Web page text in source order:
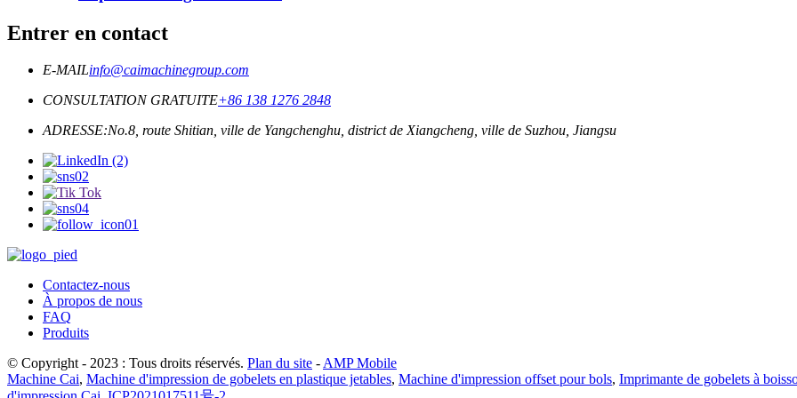
Entrer en contact
E-MAILinfo@caimachinegroup.com
CONSULTATION GRATUITE+86 138 1276 2848
ADRESSE:No.8, route Shitian, ville de Yangchenghu, district de Xiangcheng, ville de Suzhou, Jiangsu
Contactez-nous
À propos de nous
FAQ
Produits
© Copyright - 2023 : Tous droits réservés. Plan du site -AMP Mobile
Machine Cai, Machine d'impression de gobelets en plastique jetables, Machine d'impression offset pour bols, Imprimante de gobelets à